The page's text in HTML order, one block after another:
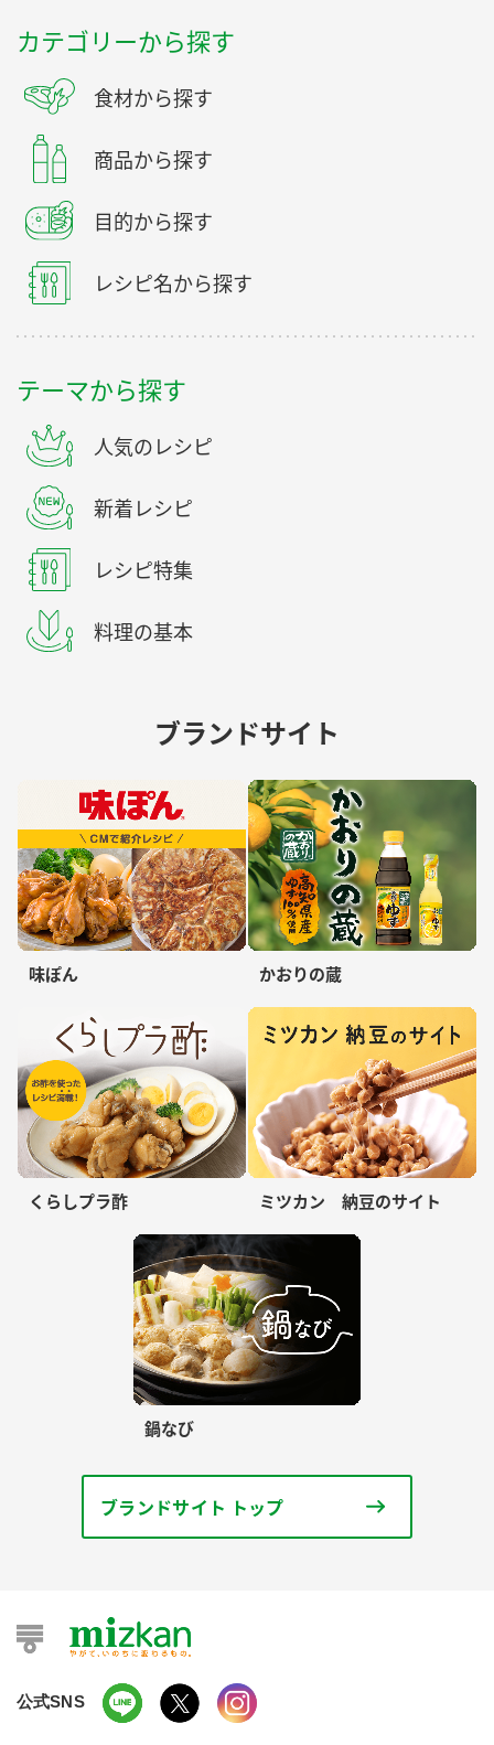
カテゴリーから探す
食材から探す
商品から探す
目的から探す
レシピ名から探す
テーマから探す
人気のレシピ
新着レシピ
レシピ特集
料理の基本
ブランドサイト
味ぽん かおりの蔵
くらしプラ酢 ミツカン 納豆のサイト
鍋なび
ブランドサイト トップ
公式SNS